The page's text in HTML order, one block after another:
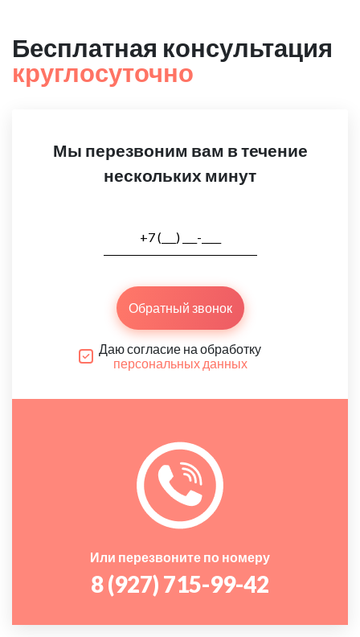
Бесплатная консультация
круглосуточно
Мы перезвоним вам в течение
нескольких минут
Обратный звонок
Даю согласие на обработку
персональных данных
Или перезвоните по номеру
8 (927) 715-99-42